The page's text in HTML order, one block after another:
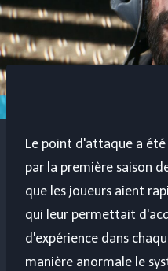
Le point d'attaque a
par la première saison
que les joueurs aient
qui leur permettait
d'expérience dans
manière anormale le